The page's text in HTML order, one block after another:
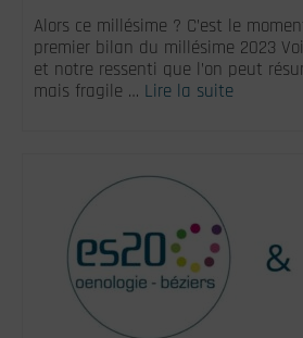
Alors ce millésime ? C’est le
premier bilan du millésime 2023
et notre ressenti que l’on peut
mais fragile … Lire la suite